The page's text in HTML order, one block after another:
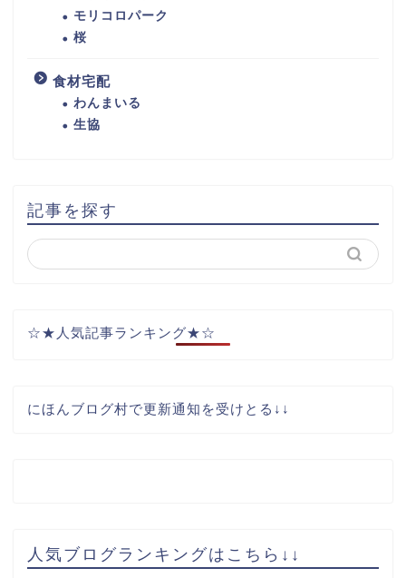
モリコロパーク
桜
食材宅配
わんまいる
生協
記事を探す
☆★人気記事ランキング★☆
にほんブログ村で更新通知を受けとる↓↓
人気ブログランキングはこちら↓↓